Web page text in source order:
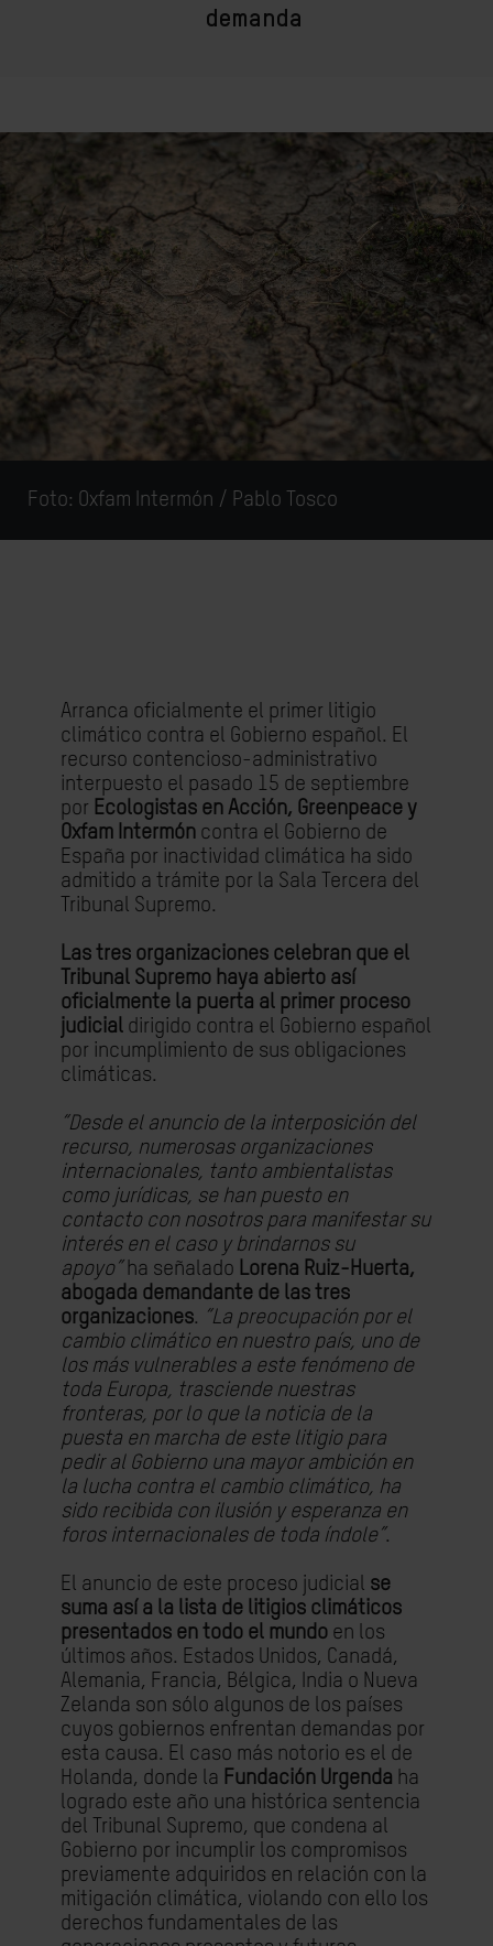
demanda
Foto: Oxfam Intermón / Pablo Tosco
Arranca oficialmente el primer litigio
climático contra el Gobierno español. El
recurso contencioso-administrativo
interpuesto el pasado 15 de septiembre
por Ecologistas en Acción, Greenpeace y
Oxfam Intermón contra el Gobierno de
España por inactividad climática ha sido
admitido a trámite por la Sala Tercera del
Tribunal Supremo.
Las tres organizaciones celebran que el
Tribunal Supremo haya abierto así
oficialmente la puerta al primer proceso
judicial dirigido contra el Gobierno español
por incumplimiento de sus obligaciones
climáticas.
“Desde el anuncio de la interposición del
recurso, numerosas organizaciones
internacionales, tanto ambientalistas
como jurídicas, se han puesto en
contacto con nosotros para manifestar su
interés en el caso y brindarnos su
apoyo” ha señalado Lorena Ruiz-Huerta,
abogada demandante de las tres
organizaciones. “La preocupación por el
cambio climático en nuestro país, uno de
los más vulnerables a este fenómeno de
toda Europa, trasciende nuestras
fronteras, por lo que la noticia de la
puesta en marcha de este litigio para
pedir al Gobierno una mayor ambición en
la lucha contra el cambio climático, ha
sido recibida con ilusión y esperanza en
foros internacionales de toda índole”.
El anuncio de este proceso judicial se
suma así a la lista de litigios climáticos
presentados en todo el mundo en los
últimos años. Estados Unidos, Canadá,
Alemania, Francia, Bélgica, India o Nueva
Zelanda son sólo algunos de los países
cuyos gobiernos enfrentan demandas por
esta causa. El caso más notorio es el de
Holanda, donde la Fundación Urgenda ha
logrado este año una histórica sentencia
del Tribunal Supremo, que condena al
Gobierno por incumplir los compromisos
previamente adquiridos en relación con la
mitigación climática, violando con ello los
derechos fundamentales de las